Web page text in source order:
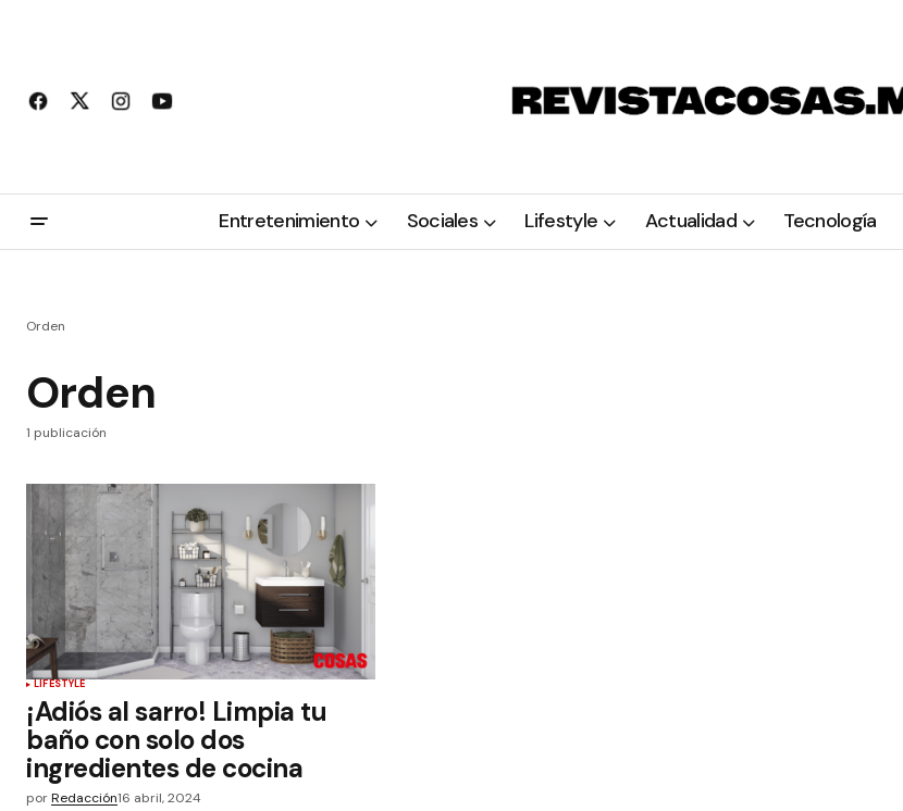
Entretenimiento Sociales Lifestyle Actualidad Tecnología
Orden
Orden
1 publicación
LIFESTYLE
¡Adiós al sarro! Limpia tu
baño con solo dos
ingredientes de cocina
porRedacción16 abril, 2024